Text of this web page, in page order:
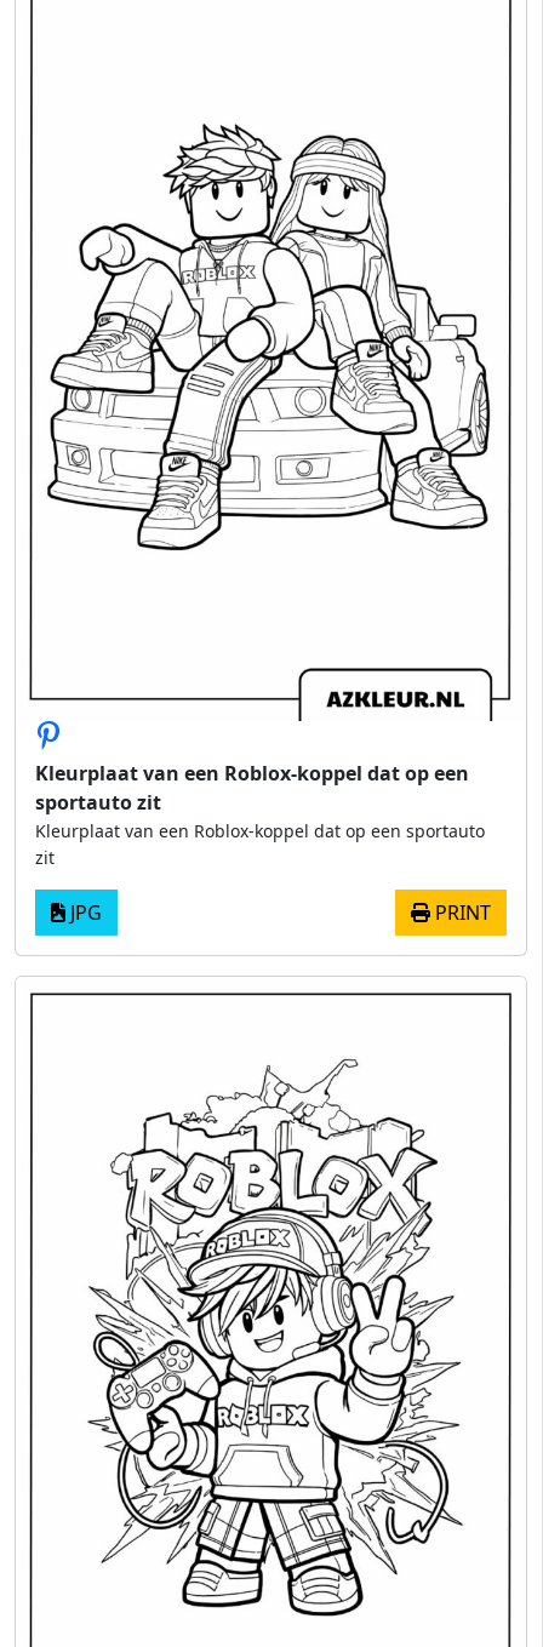
Kleurplaat van een Roblox-koppel dat op een
sportauto zit
Kleurplaat van een Roblox-koppel dat op een sportauto
zit
JPG PRINT